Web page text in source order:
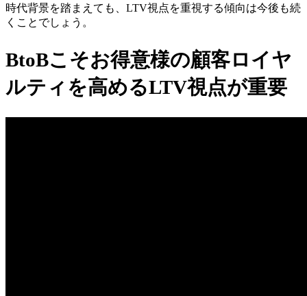
時代背景を踏まえても、LTV視点を重視する傾向は今後も続
くことでしょう。
BtoBこそお得意様の顧客ロイヤ
ルティを高めるLTV視点が重要